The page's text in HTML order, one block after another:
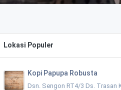
Lokasi Populer
Kopi Papupa Robusta
Dsn. Sengon RT4/3 Ds. Trasan